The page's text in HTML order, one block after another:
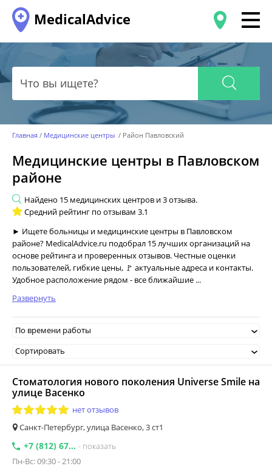
MedicalAdvice
Главная Медицинские центры Район Павловский
Медицинские центры в Павловском
районе
Найдено 15 медицинских центров и 3 отзыва.
Средний рейтинг по отзывам 3.1
► Ищете больницы и медицинские центры в Павловском
районе? MedicalAdvice.ru подобрал 15 лучших организаций на
основе рейтинга и проверенных отзывов. Честные оценки
пользователей, гибкие цены, 🚩 актуальные адреса и контакты.
Удобное расположение рядом - все ближайшие ...
Развернуть
По времени работы
Сортировать
Стоматология нового поколения Universe Smile на
улице Васенко
нет отзывов
Санкт-Петербург, улица Васенко, 3 ст1
+7 (812) 67... - показать
Пн-Вс: 09:30 - 21:00